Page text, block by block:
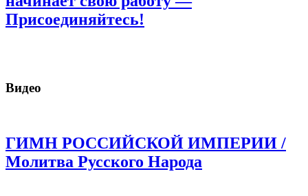
Присоединяйтесь!
Видео
ГИМН РОССИЙСКОЙ ИМПЕРИИ /
Молитва Русского Народа